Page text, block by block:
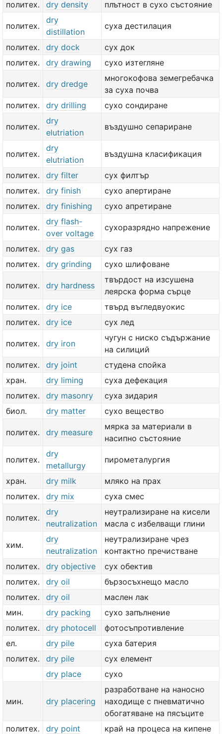
политех. dry density плътност в сухо състояние
политех.
dry
distillation
суха дестилация
политех. dry dock
сух док
политех.
dry drawing сухо изтегляне
политех. dry dredge
многокофова земегребачка
за суха почва
политех.
dry drilling сухо сондиране
политех.
dry
elutriation
въздушно сепариране
политех.
dry
elutriation
въздушна класификация
политех. dry filter
сух филтър
политех.
dry finish
сухо апертиране
политех.
dry finishing сухо апретиране
политех.
dry flash-
over voltage
сухоразрядно напрежение
политех. dry gas
сух газ
политех.
dry grinding сухо шлифоване
политех. dry hardness
твърдост на изсушена
леярска форма сърце
политех.
dry ice
твърд въгледвуокис
политех.
dry ice сух лед
политех. dry iron
чугун с ниско съдържание
на силиций
политех.
dry joint
студена спойка
хран.
dry liming
суха дефекация
политех.
dry masonry
суха зидария
биол.
dry matter сухо вещество
политех. dry measure
мярка за материали в
насипно състояние
политех.
dry
metallurgy
пирометалургия
хран. dry milk
мляко на прах
политех.
dry mix суха смес
политех.
dry
neutralization
неутрализиране на кисели
масла с избелващи глини
хим.
dry
neutralization
неутрализиране чрез
контактно пречистване
политех.
dry objective
сух обектив
политех.
dry oil
бързосъхнещо масло
политех.
dry oil
маслен лак
мин.
dry packing
сухо запълнение
политех.
dry photocell
фотосъпротивление
ел.
dry pile
суха батерия
политех.
dry pile
сух елемент
dry place
сухо
мин. dry placering
разработване на наносно
находище с пневматично
обогатяване на пясъците
политех.
dry point
край на процеса на кипене